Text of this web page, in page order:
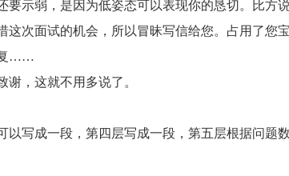
示弱，是因为低姿态可以表现你的恳切。比方说
次面试的机会，所以冒昧写信给您。占用了您
复……
，这就不用多说了。
写成一段，第四层写成一段，第五层根据问题